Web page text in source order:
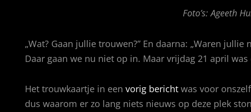
Foto’s: Ageeth
„Wat? Gaan jullie trouwen?” En daarna: „Waren
Daar gaan we nu niet op in. Maar vrijdag 21 april
Het trouwkaartje in een vorig bericht was voor
dus waarom er zo lang niets nieuws op deze plek